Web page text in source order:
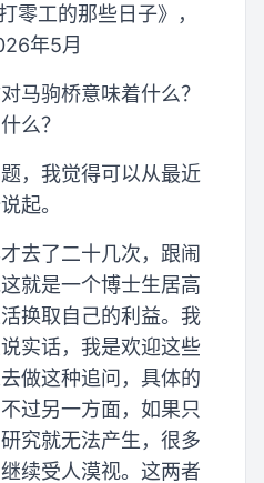
零工的那些日子》，
年5月
马驹桥意味着什么？
么？
，我觉得可以从最近
起。
去了二十几次，跟闹
就是一个博士生居高
换取自己的利益。我
实话，我是欢迎这些
做这种追问，具体的
过另一方面，如果只
究就无法产生，很多
续受人漠视。这两者